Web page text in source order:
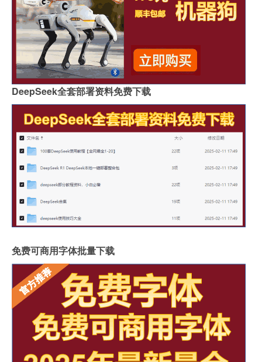
DeepSeek全套部署资料免费下载
免费可商用字体批量下载